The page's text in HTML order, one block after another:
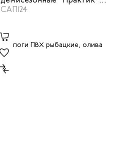
МП цвет черный
САП124